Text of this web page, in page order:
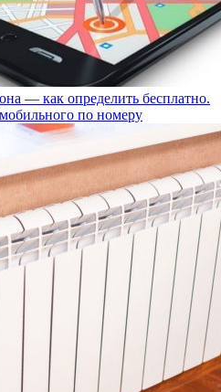
— как определить бесплатно.
по номеру